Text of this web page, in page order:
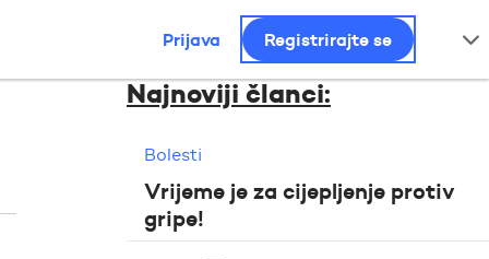
Prijava Registrirajte se
Najnoviji članci:
Bolesti
Vrijeme je za cijepljenje protiv
gripe!